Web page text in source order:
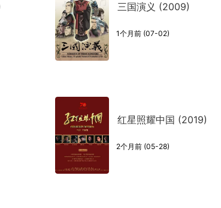
三国演义 (2009)
1个月前 (07-02)
红星照耀中国 (2019)
2个月前 (05-28)